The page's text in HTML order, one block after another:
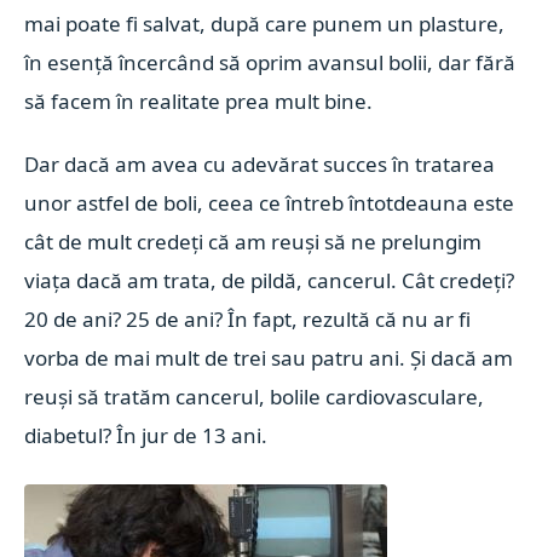
mai poate fi salvat, după care punem un plasture,
în esență încercând să oprim avansul bolii, dar fără
să facem în realitate prea mult bine.
Dar dacă am avea cu adevărat succes în tratarea
unor astfel de boli, ceea ce întreb întotdeauna este
cât de mult credeți că am reuși să ne prelungim
viața dacă am trata, de pildă, cancerul. Cât credeți?
20 de ani? 25 de ani? În fapt, rezultă că nu ar fi
vorba de mai mult de trei sau patru ani. Și dacă am
reuși să tratăm cancerul, bolile cardiovasculare,
diabetul? În jur de 13 ani.